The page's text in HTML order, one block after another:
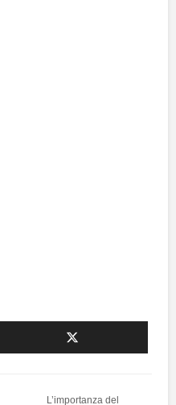
L’importanza del